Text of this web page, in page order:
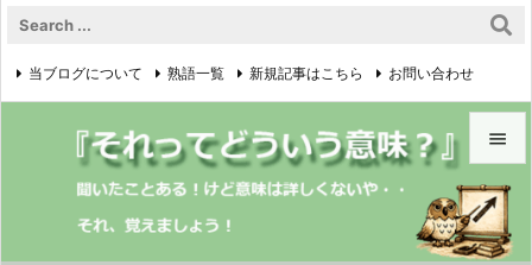


メニュ

当ブログについて 熟語一覧 新規記事はこちら お問い合わせ
プライバシーポリシー 